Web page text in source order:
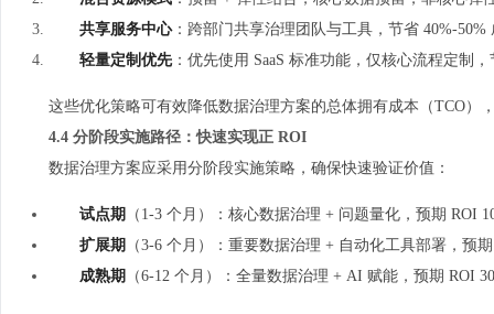
共享服务中心：跨部门共享治理团队与工具，节省 40%-
轻量定制优先：优先使用 SaaS 标准功能，仅核心流程定制
这些优化策略可有效降低数据治理方案的总体拥有成本（TCO）
4.4 分阶段实施路径：快速实现正 ROI
数据治理方案应采用分阶段实施策略，确保快速验证价值：
试点期
（1-3 个月）：核心数据治理 + 问题量化，预期 ROI
扩展期
（3-6 个月）：重要数据治理 + 自动化工具部署，预
成熟期
（6-12 个月）：全量数据治理 + AI 赋能，预期 ROI